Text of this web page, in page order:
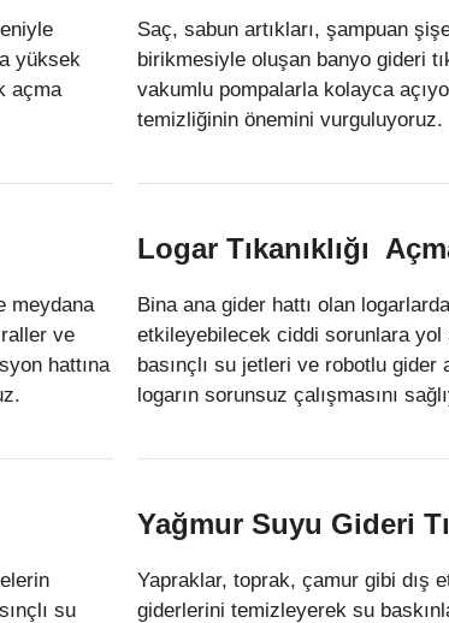
yüksek
açma
meydana
ve
hattına
su
Saç, sabun artıkları, şampuan
birikmesiyle oluşan banyo gideri
vakumlu pompalarla kolayca
temizliğinin önemini vurguluyoruz.
Logar Tıkanıklığı
Bina ana gider hattı olan
etkileyebilecek ciddi sorunlara yol
basınçlı su jetleri ve robotlu gider
logarın sorunsuz çalışmasını
Yağmur Suyu Gideri
Yapraklar, toprak, çamur gibi dış
giderlerini temizleyerek su